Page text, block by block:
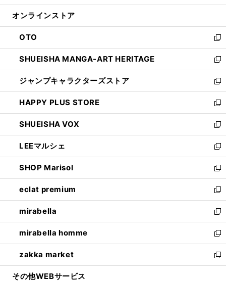
開
ン
ウ
で
開
く
ウ
ン
ド
ウ
で
開
く
オンラインストア
OTO
新
し
い
ウ
ィ
ン
ド
ウ
で
開
く
SHUEISHA MANGA-ART HERITAGE
新
し
い
ウ
ィ
ン
ド
ウ
で
開
く
ジャンプキャラクターズストア
新
し
い
ウ
ィ
ン
ド
ウ
で
開
く
HAPPY PLUS STORE
新
し
い
ウ
ィ
ン
ド
ウ
で
開
く
SHUEISHA VOX
新
し
い
ウ
ィ
ン
ド
ウ
で
開
く
LEEマルシェ
新
し
い
ウ
ィ
ン
ド
ウ
で
開
く
SHOP Marisol
新
し
い
ウ
ィ
ン
ド
ウ
で
開
eclat premium
新
し
い
ウ
ィ
ン
ド
ウ
mirabella
新
し
い
ウ
ィ
ン
mirabella homme
新
し
い
ウ
zakka market
新
し
その他WEBサービス